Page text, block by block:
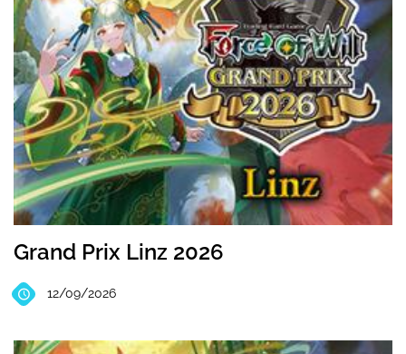
Grand Prix Linz 2026
12/09/2026